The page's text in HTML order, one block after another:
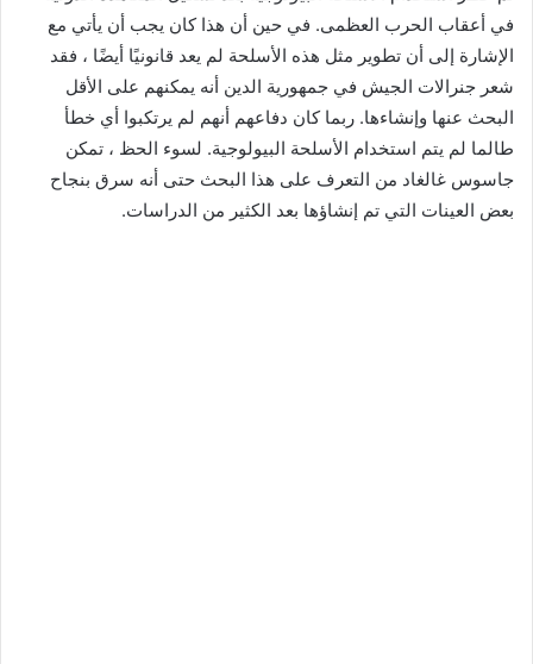
في أعقاب الحرب العظمى. في حين أن هذا كان يجب أن يأتي مع
الإشارة إلى أن تطوير مثل هذه الأسلحة لم يعد قانونيًا أيضًا ، فقد
شعر جنرالات الجيش في جمهورية الدين أنه يمكنهم على الأقل
البحث عنها وإنشاءها. ربما كان دفاعهم أنهم لم يرتكبوا أي خطأ
طالما لم يتم استخدام الأسلحة البيولوجية. لسوء الحظ ، تمكن
جاسوس غالغاد من التعرف على هذا البحث حتى أنه سرق بنجاح
بعض العينات التي تم إنشاؤها بعد الكثير من الدراسات.